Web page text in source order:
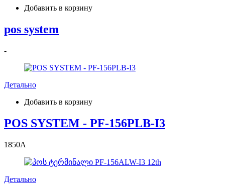
Добавить в корзину
pos system
-
Детально
Добавить в корзину
POS SYSTEM - PF-156PLB-I3
1850A
Детально